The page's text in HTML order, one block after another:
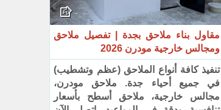
مقاول بناء ملاحق بجدة | تفصيل ملاحق
ومجالس خارجية مودرن 2026
تنفيذ كافة أنواع الملاحق (عظم وتشطيب)
في جميع أحياء جدة. ملاحق مودرن،
مجالس خارجية، ملاحق أسطح بأسعار